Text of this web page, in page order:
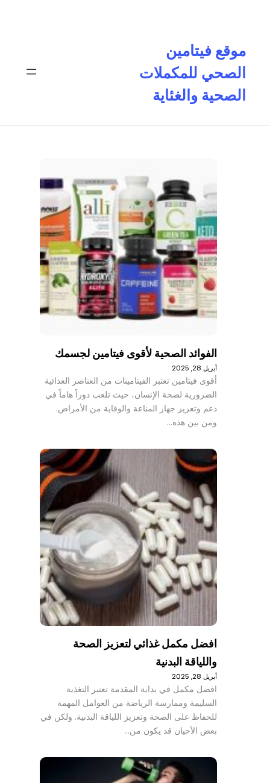
موقع فيتامين
الصحي للمكملات
الصحية والغئاية
الفوائد الصحية لأقوى فيتامين لجسمك
أبريل 28, 2025
أقوى فيتامين تعتبر الفيتامينات من العناصر الغذائية
الضرورية لصحة الإنسان، حيث تلعب دوراً هاماً في
دعم وتعزيز جهاز المناعة والوقاية من الأمراض.
ومن بين هذه…
افضل مكمل غذائي لتعزيز الصحة
واللياقة البدنية
أبريل 28, 2025
افضل مكمل في بداية المقدمة تعتبر التغذية
السليمة وممارسة الرياضة من العوامل المهمة
للحفاظ على الصحة وتعزيز اللياقة البدنية. ولكن في
بعض الأحيان قد يكون من…